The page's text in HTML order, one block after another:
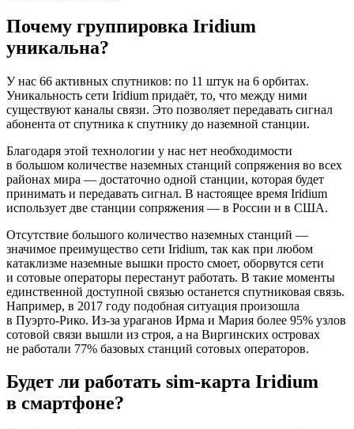
Почему группировка Iridium
уникальна?
У нас 66 активных спутников: по 11 штук на 6 орбитах.
Уникальность сети Iridium придаёт, то, что между ними
существуют каналы связи. Это позволяет передавать сигнал
абонента от спутника к спутнику до наземной станции.
Благодаря этой технологии у нас нет необходимости
в большом количестве наземных станций сопряжения во всех
районах мира — достаточно одной станции, которая будет
принимать и передавать сигнал. В настоящее время Iridium
использует две станции сопряжения — в России и в США.
Отсутствие большого количество наземных станций —
значимое преимущество сети Iridium, так как при любом
катаклизме наземные вышки просто смоет, оборвутся сети
и сотовые операторы перестанут работать. В такие моменты
единственной доступной связью останется спутниковая связь.
Например, в 2017 году подобная ситуация произошла
в Пуэрто-Рико. Из-за ураганов Ирма и Мария более 95% узлов
сотовой связи вышли из строя, а на Виргинских островах
не работали 77% базовых станций сотовых операторов.
Будет ли работать sim-карта Iridium
в смартфоне?